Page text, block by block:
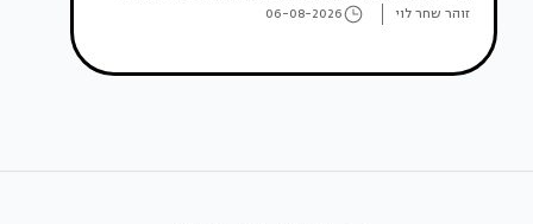
זוהר שחר לוי 06-08-2026